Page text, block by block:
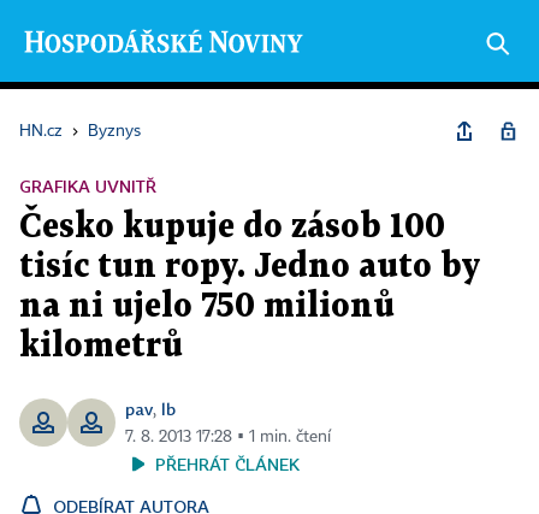
HN.cz › Byznys
GRAFIKA UVNITŘ
Česko kupuje do zásob 100
tisíc tun ropy. Jedno auto by
na ni ujelo 750 milionů
kilometrů
pav, lb
7. 8. 2013 17:28 ▪ 1 min. čtení
PŘEHRÁT ČLÁNEK
ODEBÍRAT AUTORA